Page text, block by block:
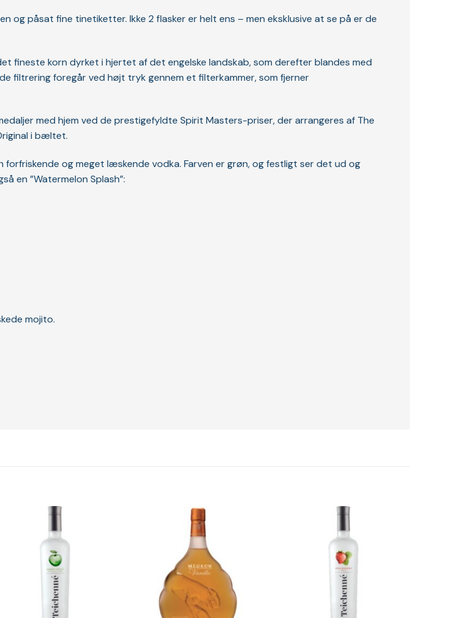
og påsat fine tinetiketter. Ikke 2 flasker er helt ens – men eksklusive at se på er de
fineste korn dyrket i hjertet af det engelske landskab, som derefter blandes med
filtrering foregår ved højt tryk gennem et filterkammer, som fjerner
med hjem ved de prestigefyldte Spirit Masters-priser, der arrangeres af The
i bæltet.
og meget læskende vodka. Farven er grøn, og festligt ser det ud og
en ”Watermelon Splash”:
mojito.